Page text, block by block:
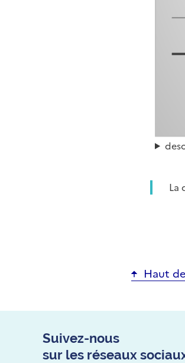
La
Haut
Suivez-nous
sur les réseaux